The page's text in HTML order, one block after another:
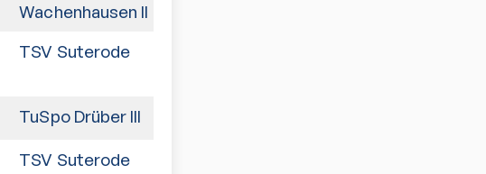
Wachenhausen II
TSV Suterode
TuSpo Drüber III
TSV Suterode